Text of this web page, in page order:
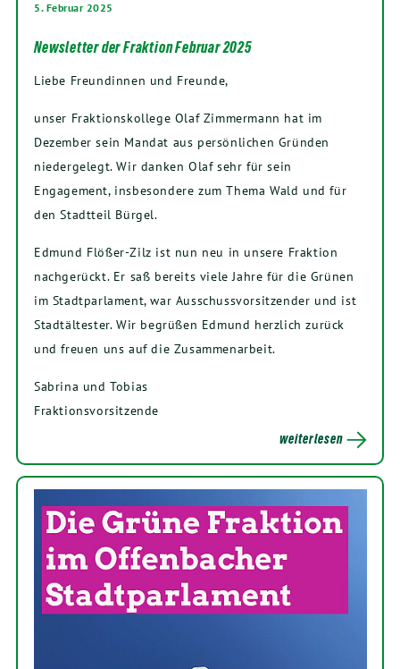
5. Februar 2025
Newsletter der Fraktion Februar 2025
Liebe Freundinnen und Freunde,
unser Fraktionskollege Olaf Zimmermann hat im
Dezember sein Mandat aus persönlichen Gründen
niedergelegt. Wir danken Olaf sehr für sein
Engagement, insbesondere zum Thema Wald und für
den Stadtteil Bürgel.
Edmund Flößer-Zilz ist nun neu in unsere Fraktion
nachgerückt. Er saß bereits viele Jahre für die Grünen
im Stadtparlament, war Ausschussvorsitzender und ist
Stadtältester. Wir begrüßen Edmund herzlich zurück
und freuen uns auf die Zusammenarbeit.
Sabrina und Tobias
Fraktionsvorsitzende
weiterlesen